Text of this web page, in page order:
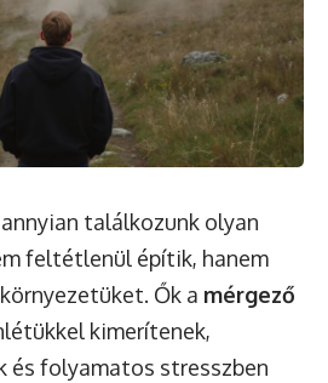
találkozunk olyan
feltétlenül építik, hanem
Ők a mérgező
kimerítenek,
és folyamatos stresszben